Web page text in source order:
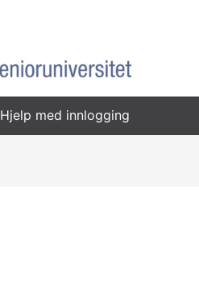
Hjelp med innlogging